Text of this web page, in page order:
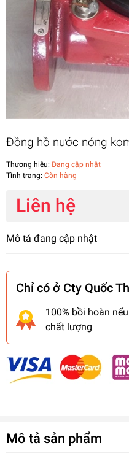
Đồng hồ nước nóng
Thương hiệu: Đang cập nhật
Tình trạng: Còn hàng
Liên hệ
Mô tả đang cập nhật
Chỉ có ở Cty Quốc
100% bồi hoàn
chất lượng
Mô tả sản phẩm